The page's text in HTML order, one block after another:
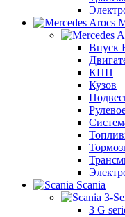
Впуск
КПП
Кузов
Scania
3 G